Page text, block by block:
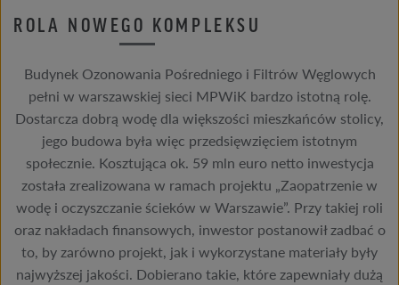
ROLA NOWEGO KOMPLEKSU
Budynek Ozonowania Pośredniego i Filtrów Węglowych
pełni w warszawskiej sieci MPWiK bardzo istotną rolę.
Dostarcza dobrą wodę dla większości mieszkańców stolicy,
jego budowa była więc przedsięwzięciem istotnym
społecznie. Kosztująca ok. 59 mln euro netto inwestycja
została zrealizowana w ramach projektu „Zaopatrzenie w
wodę i oczyszczanie ścieków w Warszawie”. Przy takiej roli
oraz nakładach finansowych, inwestor postanowił zadbać o
to, by zarówno projekt, jak i wykorzystane materiały były
najwyższej jakości. Dobierano takie, które zapewniały dużą